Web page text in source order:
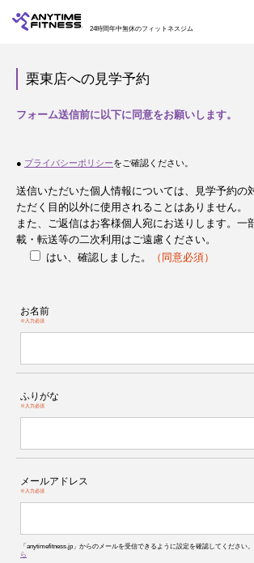
24時間年中無休のフィットネスジム
栗東店への見学予約
フォーム送信前に以下に同意をお願いします。
● プライバシーポリシーをご確認ください。
送信いただいた個人情報については、見学予約の
ただく目的以外に使用されることはありません。
また、ご返信はお客様個人宛にお送りします。一
載・転送等の二次利用はご遠慮ください。
はい、確認しました。
（同意必須）
お名前
※入力必須
ふりがな
※入力必須
メールアドレス
※入力必須
「anytimefitness.jp」からのメールを受信できるように設定を確認してください。
ら